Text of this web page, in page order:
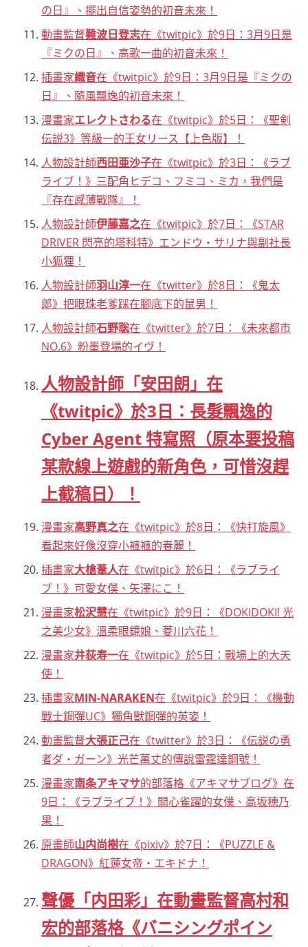
の日』、擺出自信姿勢的初音未來！
動畫監督難波日登志在《twitpic》於9日：3月9日是
『ミクの日』、高歌一曲的初音未來！
插畫家織音在《twitpic》於9日：3月9日是『ミクの
日』、隨風飄逸的初音未來！
漫畫家エレクトさわる在《twitpic》於5日：《聖剣
伝説3》等級一的王女リース【上色版】！
人物設計師西田亜沙子在《twitpic》於3日：《ラブ
ライブ！》三配角ヒデコ、フミコ、ミカ，我們是
『存在感薄戰隊』！
人物設計師伊藤嘉之在《twitpic》於7日：《STAR
DRIVER 閃亮的塔科特》エンドウ・サリナ與副社長
小狐狸！
人物設計師羽山淳一在《twitter》於8日：《鬼太
郎》把眼珠老爹踩在腳底下的鼠男！
人物設計師石野聡在《twitter》於7日：《未來都市
NO.6》粉墨登場的イヴ！
人物設計師「安田朗」在
《twitpic》於3日：長髮飄逸的
Cyber Agent 特寫照（原本要投稿
某款線上遊戲的新角色，可惜沒趕
上截稿日）！
漫畫家高野真之在《twitpic》於8日：《快打旋風》
看起來好像沒穿小褲褲的春麗！
插畫家大槍葦人在《twitpic》於6日：《ラブライ
ブ！》可愛女僕、矢澤にこ！
漫畫家松沢慧在《twitpic》於9日：《DOKIDOKI! 光
之美少女》溫柔眼鏡娘、菱川六花！
漫畫家井荻寿一在《twitpic》於5日：戰場上的大天
使！
插畫家MIN-NARAKEN在《twitpic》於9日：《機動
戰士鋼彈UC》獨角獸鋼彈的英姿！
動畫監督大張正己在《twitter》於3日：《伝説の勇
者ダ・ガーン》光芒萬丈的傳說雷霆達鋼號！
漫畫家南条アキマサ的部落格《アキマサブログ》在
9日：《ラブライブ！》開心雀躍的女僕、高坂穂乃
果！
原畫師山内尚樹在《pixiv》於7日：《PUZZLE &
DRAGON》紅蓮女帝・エキドナ！
聲優「内田彩」在動畫監督高村和
宏的部落格《バニシングポイン